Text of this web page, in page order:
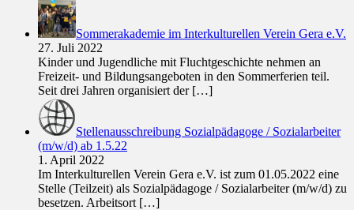
Sommerakademie im Interkulturellen Verein Gera e.V.
27. Juli 2022
Kinder und Jugendliche mit Fluchtgeschichte nehmen an
Freizeit- und Bildungsangeboten in den Sommerferien teil.
Seit drei Jahren organisiert der […]
Stellenausschreibung Sozialpädagoge / Sozialarbeiter
(m/w/d) ab 1.5.22
1. April 2022
Im Interkulturellen Verein Gera e.V. ist zum 01.05.2022 eine
Stelle (Teilzeit) als Sozialpädagoge / Sozialarbeiter (m/w/d) zu
besetzen. Arbeitsort […]